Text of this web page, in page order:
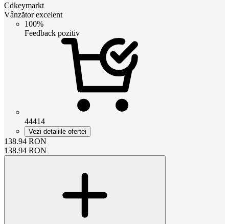
Cdkeymarkt
Vânzător excelent
100%
Feedback pozitiv
44414
Vezi detaliile ofertei
138.94 RON
138.94 RON